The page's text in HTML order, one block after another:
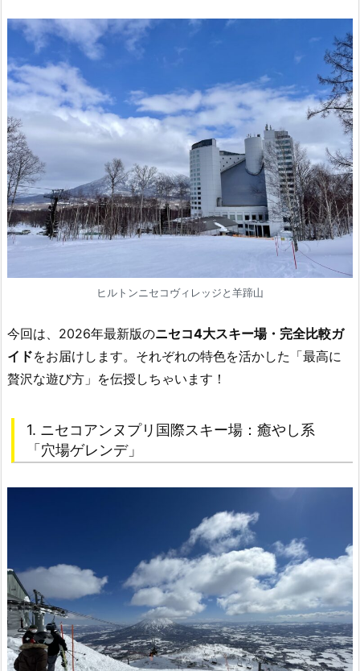
ヒルトンニセコヴィレッジと羊蹄山
今回は、2026年最新版のニセコ4大スキー場・完全比較ガ
イドをお届けします。それぞれの特色を活かした「最高に
贅沢な遊び方」を伝授しちゃいます！
1. ニセコアンヌプリ国際スキー場：癒やし系
「穴場ゲレンデ」